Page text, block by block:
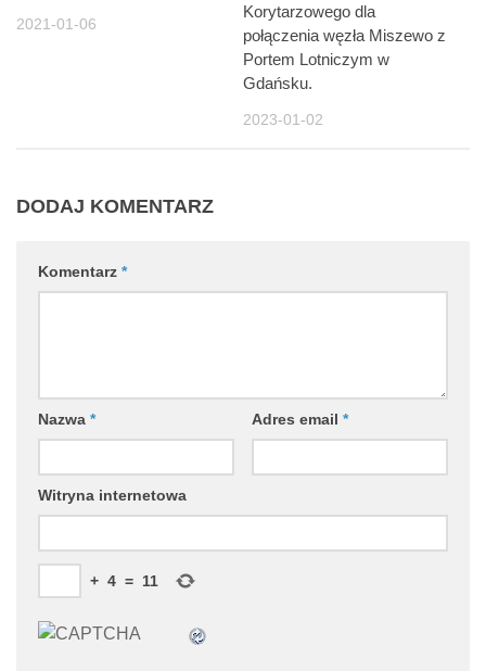
2021-01-06
Korytarzowego dla
połączenia węzła Miszewo z
Portem Lotniczym w
Gdańsku.
2023-01-02
DODAJ KOMENTARZ
Komentarz *
Nazwa * Adres email *
Witryna internetowa
+ 4 = 11